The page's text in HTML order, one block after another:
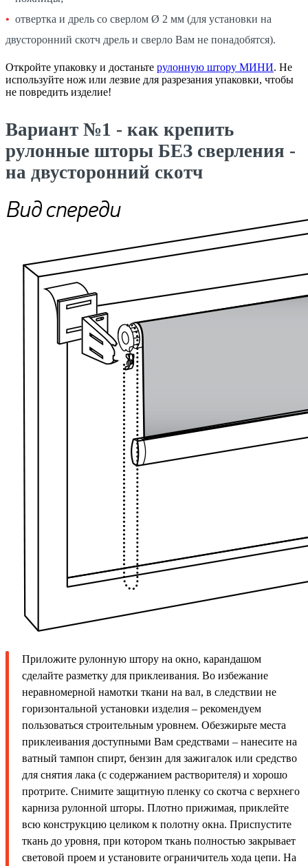
отвертка и дрель со сверлом Ø 2 мм (для установки на
двусторонний скотч дрель и сверло Вам не понадобятся).
Откройте упаковку и достаньте рулонную штору МИНИ. Не
используйте нож или лезвие для разрезания упаковки, чтобы
не повредить изделие!
Вариант №1 - как крепить
рулонные шторы БЕЗ сверления -
на двусторонний скотч
Приложите рулонную штору на окно, карандашом
сделайте разметку для приклеивания. Во избежание
неравномерной намотки ткани на вал, в следствии не
горизонтальной установки изделия – рекомендуем
пользоваться строительным уровнем. Обезжирьте места
приклеивания доступными Вам средствами – нанесите на
ватный тампон спирт, бензин для зажигалок или средство
для снятия лака (с содержанием растворителя) и хорошо
протрите. Снимите защитную пленку со скотча с верхнего
карниза рулонной шторы. Плотно прижимая, приклейте
всю конструкцию целиком к полотну окна. Приспустите
ткань до уровня, при котором ткань полностью закрывает
световой проем и установите ограничитель хода цепи. На